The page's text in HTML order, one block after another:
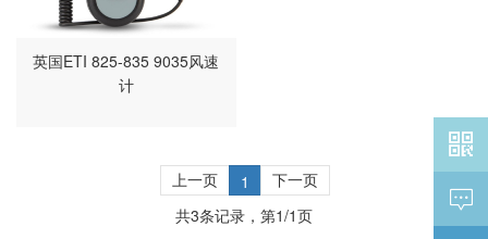
英国ETI 825-835 9035风速
计
上一页 1
下一页
共3条记录，第1/1页

